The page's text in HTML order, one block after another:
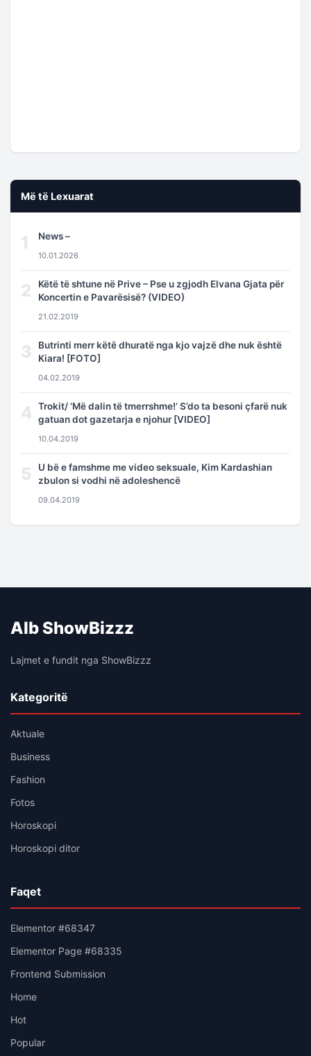
Më të Lexuarat
1 News –
10.01.2026
2
Këtë të shtune në Prive – Pse u zgjodh Elvana Gjata për
Koncertin e Pavarësisë? (VIDEO)
21.02.2019
3
Butrinti merr këtë dhuratë nga kjo vajzë dhe nuk është
Kiara! [FOTO]
04.02.2019
4
Trokit/ ‘Më dalin të tmerrshme!’ S’do ta besoni çfarë nuk
gatuan dot gazetarja e njohur [VIDEO]
10.04.2019
5
U bë e famshme me video seksuale, Kim Kardashian
zbulon si vodhi në adoleshencë
09.04.2019
Alb ShowBizzz
Lajmet e fundit nga ShowBizzz
Kategoritë
Aktuale
Business
Fashion
Fotos
Horoskopi
Horoskopi ditor
Faqet
Elementor #68347
Elementor Page #68335
Frontend Submission
Home
Hot
Popular